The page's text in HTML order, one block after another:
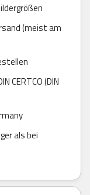
(meist am
CERTCO (DIN
als bei